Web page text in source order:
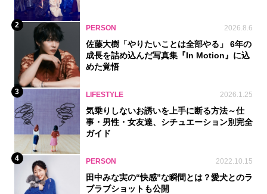
2 PERSON 2026.8.6
佐藤大樹「やりたいことは全部やる」 6年の
成長を詰め込んだ写真集『In Motion』に込
めた覚悟
3 LIFESTYLE 2026.1.25
気乗りしないお誘いを上手に断る方法～仕
事・男性・女友達、シチュエーション別完全
ガイド
4 PERSON 2022.10.15
田中みな実の“快感”な瞬間とは？愛犬とのラ
ブラブショットも公開